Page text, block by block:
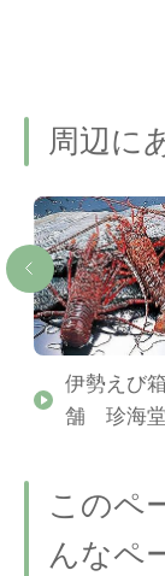
周辺に
伊勢えび
舗 珍海堂
このペ
んなペ